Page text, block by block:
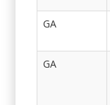
GA
GA